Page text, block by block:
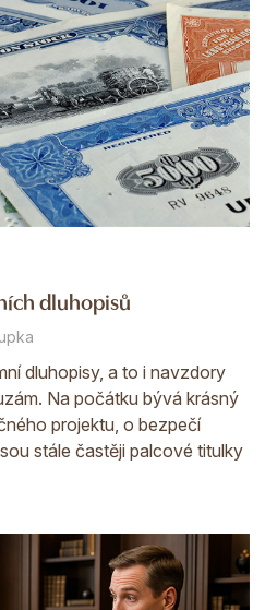
dluhopisů
dluhopisy, a to i navzdory
Na počátku bývá krásný
projektu, o bezpečí
stále častěji palcové titulky